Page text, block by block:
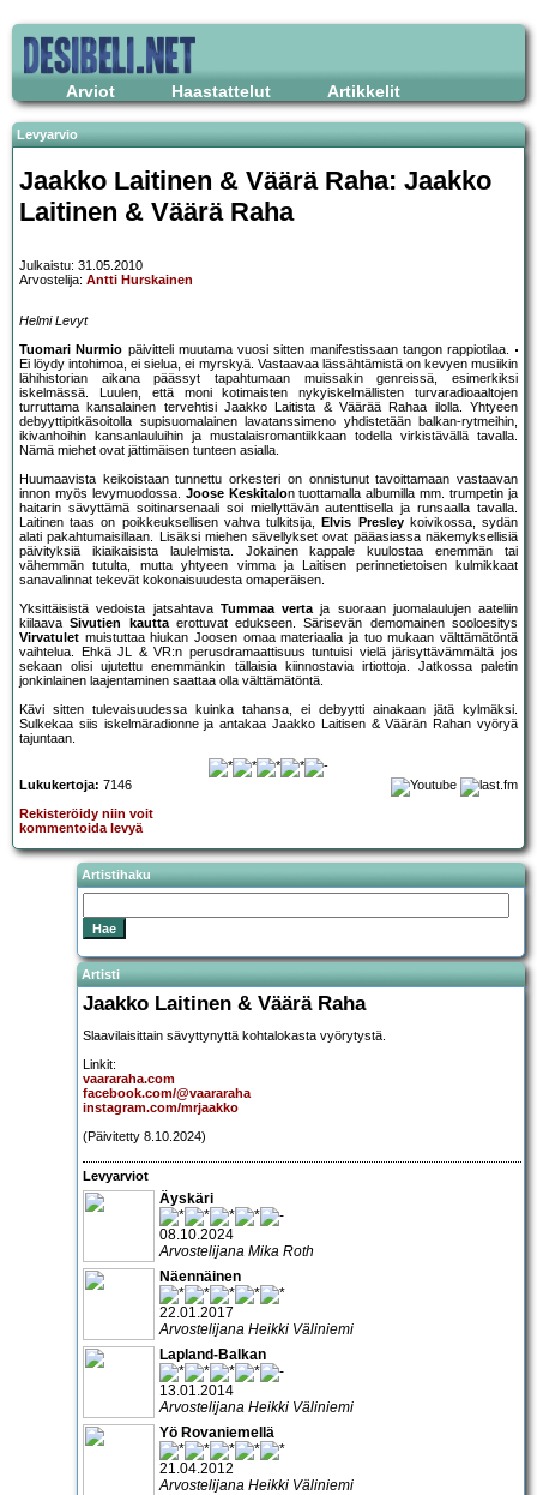
Arviot Haastattelut Artikkelit
Levyarvio
Jaakko Laitinen & Väärä Raha: Jaakko
Laitinen & Väärä Raha
Julkaistu: 31.05.2010
Arvostelija: Antti Hurskainen
Helmi Levyt
Tuomari Nurmio päivitteli muutama vuosi sitten manifestissaan tangon rappiotilaa.
Ei löydy intohimoa, ei sielua, ei myrskyä. Vastaavaa lässähtämistä on kevyen musiikin
lähihistorian aikana päässyt tapahtumaan muissakin genreissä, esimerkiksi
iskelmässä. Luulen, että moni kotimaisten nykyiskelmällisten turvaradioaaltojen
turruttama kansalainen tervehtisi Jaakko Laitista & Väärää Rahaa ilolla. Yhtyeen
debyyttipitkäsoitolla supisuomalainen lavatanssimeno yhdistetään balkan-rytmeihin,
ikivanhoihin kansanlauluihin ja mustalaisromantiikkaan todella virkistävällä tavalla.
Nämä miehet ovat jättimäisen tunteen asialla.
Huumaavista keikoistaan tunnettu orkesteri on onnistunut tavoittamaan vastaavan
innon myös levymuodossa. Joose Keskitalon tuottamalla albumilla mm. trumpetin ja
haitarin sävyttämä soitinarsenaali soi miellyttävän autenttisella ja runsaalla tavalla.
Laitinen taas on poikkeuksellisen vahva tulkitsija,
Elvis Presleykoivikossa, sydän
alati pakahtumaisillaan. Lisäksi miehen sävellykset ovat pääasiassa näkemyksellisiä
päivityksiä ikiaikaisista laulelmista. Jokainen kappale kuulostaa enemmän tai
vähemmän tutulta, mutta yhtyeen vimma ja Laitisen perinnetietoisen kulmikkaat
sanavalinnat tekevät kokonaisuudesta omaperäisen.
Yksittäisistä vedoista jatsahtava Tummaa vertaja suoraan juomalaulujen aateliin
kiilaavaSivutien kauttaerottuvat edukseen. Särisevän demomainen sooloesitys
Virvatulet muistuttaa hiukan Joosen omaa materiaalia ja tuo mukaan välttämätöntä
vaihtelua. Ehkä JL & VR:n perusdramaattisuus tuntuisi vielä järisyttävämmältä jos
sekaan olisi ujutettu enemmänkin tällaisia kiinnostavia irtiottoja. Jatkossa paletin
jonkinlainen laajentaminen saattaa olla välttämätöntä.
Kävi sitten tulevaisuudessa kuinka tahansa, ei debyytti ainakaan jätä kylmäksi.
Sulkekaa siis iskelmäradionne ja antakaa Jaakko Laitisen & Väärän Rahan vyöryä
tajuntaan.
Lukukertoja: 7146
Rekisteröidy niin voit
kommentoida levyä
Artistihaku
Artisti
Jaakko Laitinen & Väärä Raha
Slaavilaisittain sävyttynyttä kohtalokasta vyörytystä.
Linkit:
vaararaha.com
facebook.com/@vaararaha
instagram.com/mrjaakko
(Päivitetty 8.10.2024)
Levyarviot
Äyskäri
08.10.2024
Arvostelijana Mika Roth
Näennäinen
22.01.2017
Arvostelijana Heikki Väliniemi
Lapland-Balkan
13.01.2014
Arvostelijana Heikki Väliniemi
Yö Rovaniemellä
21.04.2012
Arvostelijana Heikki Väliniemi